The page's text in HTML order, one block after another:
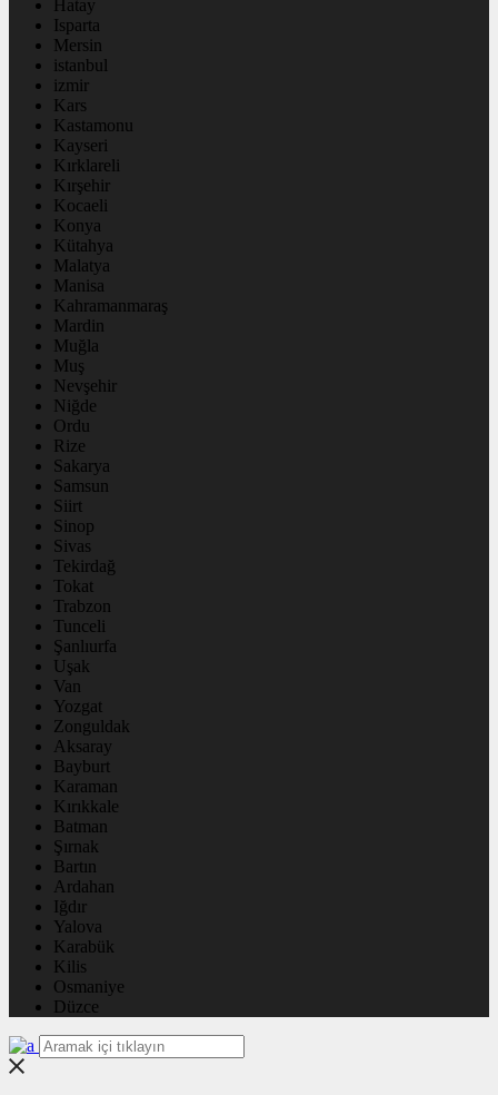
Hatay
Isparta
Mersin
istanbul
izmir
Kars
Kastamonu
Kayseri
Kırklareli
Kırşehir
Kocaeli
Konya
Kütahya
Malatya
Manisa
Kahramanmaraş
Mardin
Muğla
Muş
Nevşehir
Niğde
Ordu
Rize
Sakarya
Samsun
Siirt
Sinop
Sivas
Tekirdağ
Tokat
Trabzon
Tunceli
Şanlıurfa
Uşak
Van
Yozgat
Zonguldak
Aksaray
Bayburt
Karaman
Kırıkkale
Batman
Şırnak
Bartın
Ardahan
Iğdır
Yalova
Karabük
Kilis
Osmaniye
Düzce